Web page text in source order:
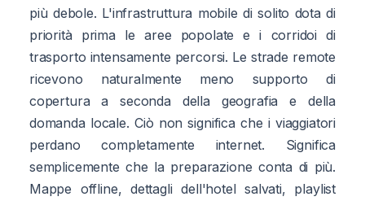
più debole. L'infrastruttura mobile di solito dota di
priorità prima le aree popolate e i corridoi di
trasporto intensamente percorsi. Le strade remote
ricevono naturalmente meno supporto di
copertura a seconda della geografia e della
domanda locale. Ciò non significa che i viaggiatori
perdano completamente internet. Significa
semplicemente che la preparazione conta di più.
Mappe offline, dettagli dell'hotel salvati, playlist